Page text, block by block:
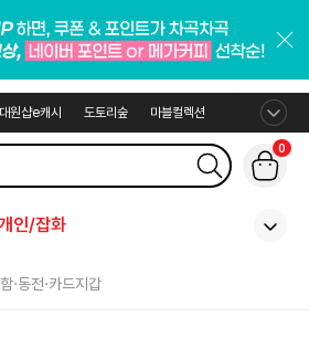
대원샵e캐시 도토리숲 마블컬렉션
0
인/잡화
·동전·카드지갑